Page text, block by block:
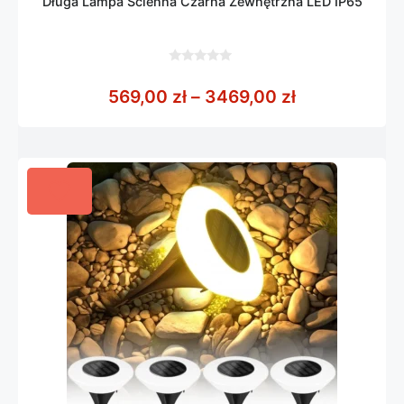
5
569,00 zł – 3469,00 złZakres cen: